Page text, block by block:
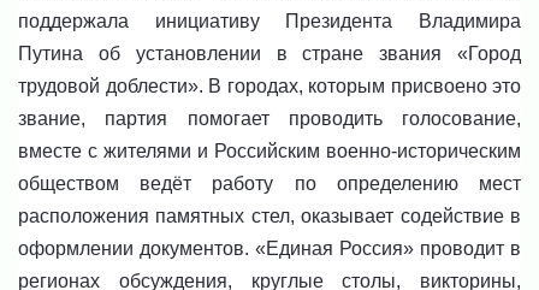
поддержала инициативу Президента Владимира
Путина об установлении в стране звания «Город
трудовой доблести». В городах, которым присвоено это
звание, партия помогает проводить голосование,
вместе с жителями и Российским военно-историческим
обществом ведёт работу по определению мест
расположения памятных стел, оказывает содействие в
оформлении документов. «Единая Россия» проводит в
регионах обсуждения, круглые столы, викторины,